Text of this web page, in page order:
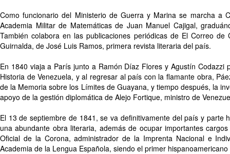
Como funcionario del Ministerio de Guerra y Marina se marcha a
Academia Militar de Matemáticas de Juan Manuel Cajigal,
También colabora en las publicaciones periódicas de El Correo
Guirnalda, de José Luis Ramos, primera revista literaria del país.
En 1840 viaja a París junto a Ramón Díaz Flores y Agustín Codazzi
Historia de Venezuela, y al regresar al país con la flamante obra,
de la Memoria sobre los Límites de Guayana, y tiempo después, la
apoyo de la gestión diplomática de Alejo Fortique, ministro de
El 13 de septiembre de 1841, se va definitivamente del país y parte
una abundante obra literaria, además de ocupar importantes
Oficial de la Corona, administrador de la Imprenta Nacional e
Academia de la Lengua Española, siendo el primer